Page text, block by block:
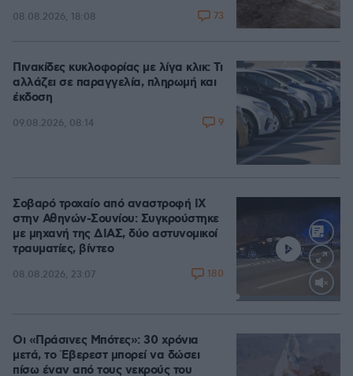
08.08.2026, 18:08 73
Πινακίδες κυκλοφορίας με λίγα κλικ: Τι
αλλάζει σε παραγγελία, πληρωμή και
έκδοση
09.08.2026, 08:14 9
Σοβαρό τροχαίο από αναστροφή ΙΧ
στην Αθηνών-Σουνίου: Συγκρούστηκε
με μηχανή της ΔΙΑΣ, δύο αστυνομικοί
τραυματίες, βίντεο
08.08.2026, 23:07 180
Οι «Πράσινες Μπότες»: 30 χρόνια
μετά, το Έβερεστ μπορεί να δώσει
πίσω έναν από τους νεκρούς του